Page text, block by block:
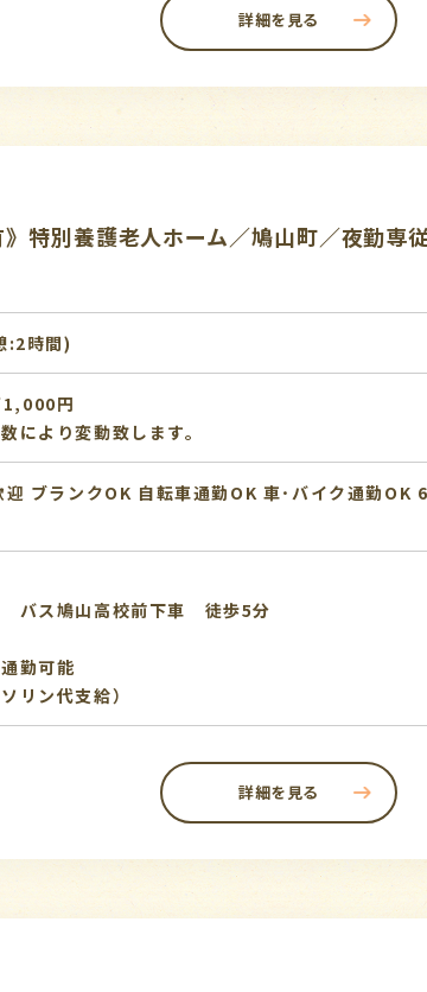
詳細を見る
》特別養護老人ホーム／鳩山町／夜勤
:2時間)
1,000円
により変動致します。
迎 ブランクOK 自転車通勤OK 車･バイク通勤OK
バス鳩山高校前下車 徒歩5分
勤可能
リン代支給）
詳細を見る